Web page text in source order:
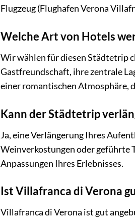
Flugzeug (Flughafen Verona
Welche Art von Hotels
Wir wählen für diesen Städtetrip
Gastfreundschaft, ihre zentrale
einer romantischen Atmosphäre,
Kann der Städtetrip
Ja, eine Verlängerung Ihres
Weinverkostungen oder geführte
Anpassungen Ihres Erlebnisses.
Ist Villafranca di Verona
Villafranca di Verona ist gut